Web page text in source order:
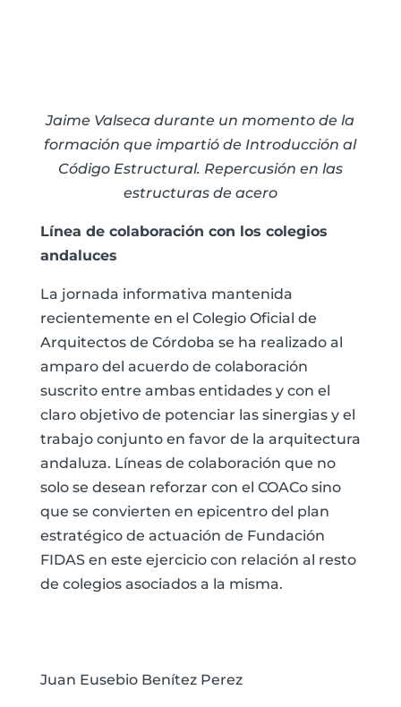
Jaime Valseca durante un momento de la
formación que impartió de Introducción al
Código Estructural. Repercusión en las
estructuras de acero
Línea de colaboración con los colegios
andaluces
La jornada informativa mantenida
recientemente en el Colegio Oficial de
Arquitectos de Córdoba se ha realizado al
amparo del acuerdo de colaboración
suscrito entre ambas entidades y con el
claro objetivo de potenciar las sinergias y el
trabajo conjunto en favor de la arquitectura
andaluza. Líneas de colaboración que no
solo se desean reforzar con el COACo sino
que se convierten en epicentro del plan
estratégico de actuación de Fundación
FIDAS en este ejercicio con relación al resto
de colegios asociados a la misma.
Juan Eusebio Benítez Perez